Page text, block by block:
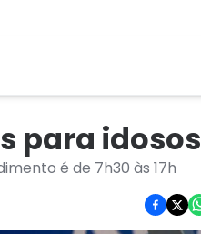
para idosos
é de 7h30 às 17h